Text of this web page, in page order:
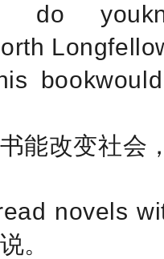
do
能改变社会
novels
。